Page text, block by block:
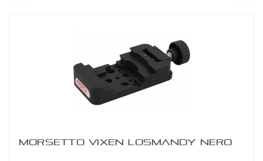
MORSETTO VIXEN LOSMANDY NERO